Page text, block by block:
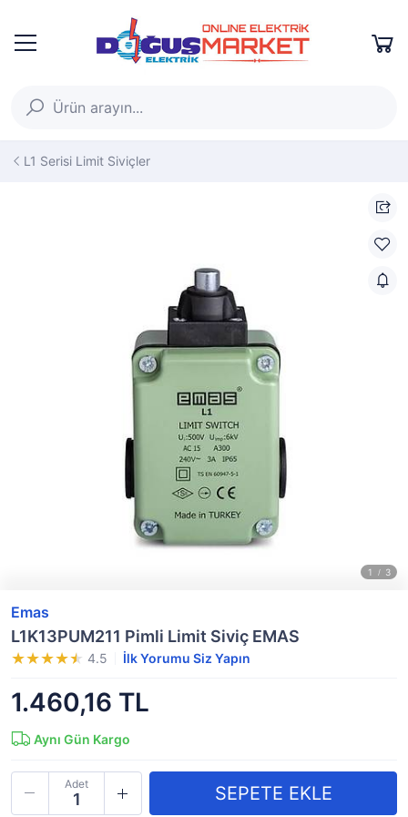
L1 Serisi Limit Siviçler
Emas
L1K13PUM211 Pimli Limit Siviç EMAS
4.5 İlk Yorumu Siz Yapın
1.460,16 TL
Aynı Gün Kargo
Adet